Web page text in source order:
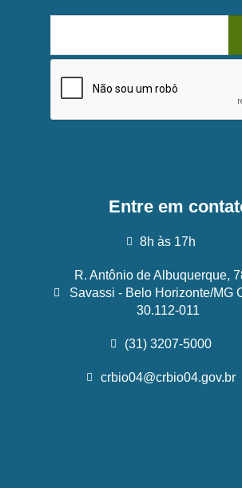
Entre em
8h às 17h
R. Antônio de Albuquerque,
Savassi - Belo Horizonte/MG
30.112-011
(31) 3207-5000
crbio04@crbio04.gov.br